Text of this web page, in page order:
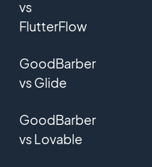
vs
FlutterFlow
GoodBarber
vs Glide
GoodBarber
vs Lovable